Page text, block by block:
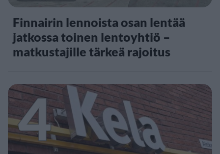
Finnairin lennoista osan lentää
jatkossa toinen lentoyhtiö –
matkustajille tärkeä rajoitus
4